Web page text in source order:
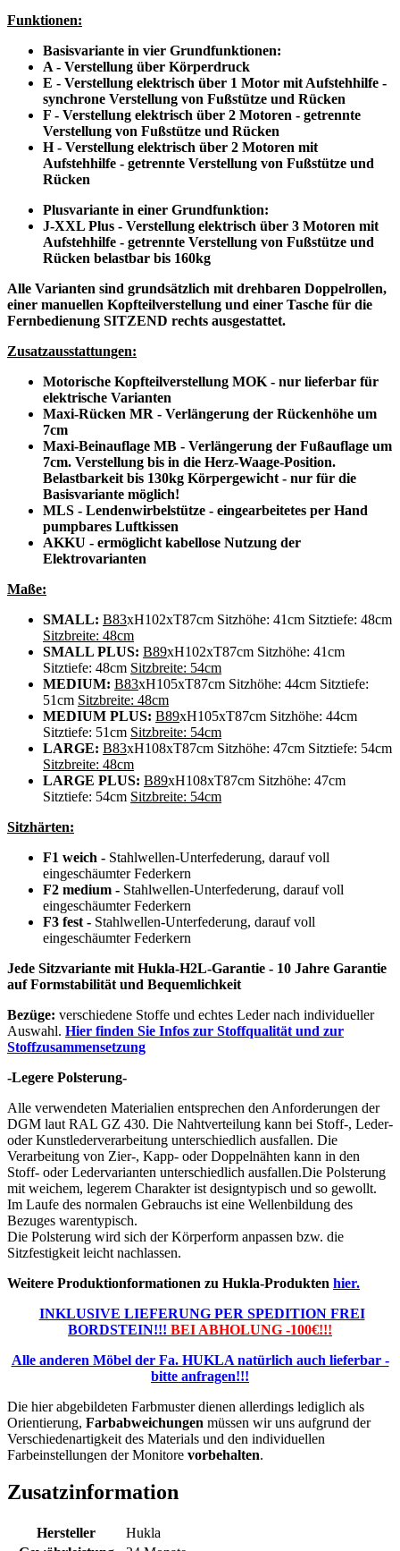
Funktionen:
Basisvariante in vier Grundfunktionen:
A - Verstellung über Körperdruck
E - Verstellung elektrisch über 1 Motor mit Aufstehhilfe -
synchrone Verstellung von Fußstütze und Rücken
F - Verstellung elektrisch über 2 Motoren - getrennte
Verstellung von Fußstütze und Rücken
H - Verstellung elektrisch über 2 Motoren mit
Aufstehhilfe - getrennte Verstellung von Fußstütze und
Rücken
Plusvariante in einer Grundfunktion:
J-XXL Plus - Verstellung elektrisch über 3 Motoren mit
Aufstehhilfe - getrennte Verstellung von Fußstütze und
Rücken belastbar bis 160kg
Alle Varianten sind grundsätzlich mit drehbaren Doppelrollen,
einer manuellen Kopfteilverstellung und einer Tasche für die
Fernbedienung SITZEND rechts ausgestattet.
Zusatzausstattungen:
Motorische Kopfteilverstellung MOK - nur lieferbar für
elektrische Varianten
Maxi-Rücken MR - Verlängerung der Rückenhöhe um
7cm
Maxi-Beinauflage MB - Verlängerung der Fußauflage um
7cm. Verstellung bis in die Herz-Waage-Position.
Belastbarkeit bis 130kg Körpergewicht - nur für die
Basisvariante möglich!
MLS - Lendenwirbelstütze - eingearbeitetes per Hand
pumpbares Luftkissen
AKKU - ermöglicht kabellose Nutzung der
Elektrovarianten
Maße:
SMALL: B83xH102xT87cm Sitzhöhe: 41cm Sitztiefe: 48cm
Sitzbreite: 48cm
SMALL PLUS: B89xH102xT87cm Sitzhöhe: 41cm
Sitztiefe: 48cm Sitzbreite: 54cm
MEDIUM: B83xH105xT87cm Sitzhöhe: 44cm Sitztiefe:
51cm Sitzbreite: 48cm
MEDIUM PLUS: B89xH105xT87cm Sitzhöhe: 44cm
Sitztiefe: 51cm Sitzbreite: 54cm
LARGE: B83xH108xT87cm Sitzhöhe: 47cm Sitztiefe: 54cm
Sitzbreite: 48cm
LARGE PLUS: B89xH108xT87cm Sitzhöhe: 47cm
Sitztiefe: 54cm Sitzbreite: 54cm
Sitzhärten:
F1 weich - Stahlwellen-Unterfederung, darauf voll
eingeschäumter Federkern
F2 medium - Stahlwellen-Unterfederung, darauf voll
eingeschäumter Federkern
F3 fest - Stahlwellen-Unterfederung, darauf voll
eingeschäumter Federkern
Jede Sitzvariante mit Hukla-H2L-Garantie - 10 Jahre Garantie
auf Formstabilität und Bequemlichkeit
Bezüge: verschiedene Stoffe und echtes Leder nach individueller
Auswahl. Hier finden Sie Infos zur Stoffqualität und zur
Stoffzusammensetzung
-Legere Polsterung-
Alle verwendeten Materialien entsprechen den Anforderungen der
DGM laut RAL GZ 430. Die Nahtverteilung kann bei Stoff-, Leder-
oder Kunstlederverarbeitung unterschiedlich ausfallen. Die
Verarbeitung von Zier-, Kapp- oder Doppelnähten kann in den
Stoff- oder Ledervarianten unterschiedlich ausfallen.Die Polsterung
mit weichem, legerem Charakter ist designtypisch und so gewollt.
Im Laufe des normalen Gebrauchs ist eine Wellenbildung des
Bezuges warentypisch.
Die Polsterung wird sich der Körperform anpassen bzw. die
Sitzfestigkeit leicht nachlassen.
Weitere Produktionformationen zu Hukla-Produkten hier.
INKLUSIVE LIEFERUNG PER SPEDITION FREI
BORDSTEIN!!! BEI ABHOLUNG -100€!!!
Alle anderen Möbel der Fa. HUKLA natürlich auch lieferbar -
bitte anfragen!!!
Die hier abgebildeten Farbmuster dienen allerdings lediglich als
Orientierung, Farbabweichungen müssen wir uns aufgrund der
Verschiedenartigkeit des Materials und den individuellen
Farbeinstellungen der Monitore vorbehalten.
Zusatzinformation
Hersteller
Hukla